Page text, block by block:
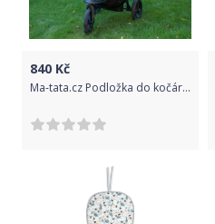
840 Kč
Ma-tata.cz Podložka do kočárku Značka kočárku: Baby Jogger City Mini